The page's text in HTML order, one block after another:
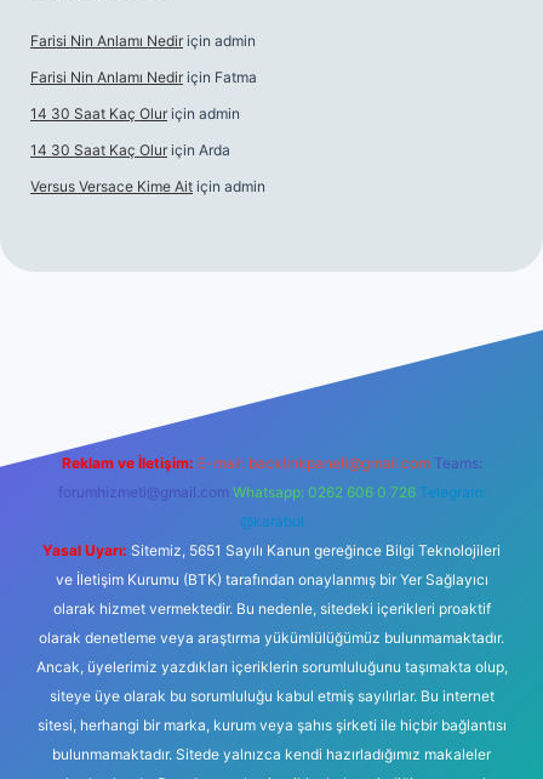
Farisi Nin Anlamı Nedir için admin
Farisi Nin Anlamı Nedir için Fatma
14 30 Saat Kaç Olur için admin
14 30 Saat Kaç Olur için Arda
Versus Versace Kime Ait için admin
Reklam ve İletişim: E-mail: backlinkpaneli@gmail.com Teams:
forumhizmeti@gmail.com Whatsapp: 0262 606 0 726 Telegram:
@karabul
Yasal Uyarı: Sitemiz, 5651 Sayılı Kanun gereğince Bilgi Teknolojileri
ve İletişim Kurumu (BTK) tarafından onaylanmış bir Yer Sağlayıcı
olarak hizmet vermektedir. Bu nedenle, sitedeki içerikleri proaktif
olarak denetleme veya araştırma yükümlülüğümüz bulunmamaktadır.
Ancak, üyelerimiz yazdıkları içeriklerin sorumluluğunu taşımakta olup,
siteye üye olarak bu sorumluluğu kabul etmiş sayılırlar. Bu internet
sitesi, herhangi bir marka, kurum veya şahıs şirketi ile hiçbir bağlantısı
bulunmamaktadır. Sitede yalnızca kendi hazırladığımız makaleler